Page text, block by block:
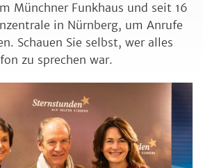
Münchner Funkhaus und seit 16
in Nürnberg, um Anrufe
Schauen Sie selbst, wer alles
zu sprechen war.